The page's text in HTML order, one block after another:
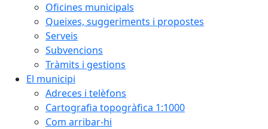
Oficines municipals
Queixes, suggeriments i propostes
Serveis
Subvencions
Tràmits i gestions
El municipi
Adreces i telèfons
Cartografia topogràfica 1:1000
Com arribar-hi